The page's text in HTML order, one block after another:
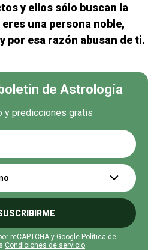
y ellos sólo buscan la
una persona noble,
por esa razón abusan de ti.
de Astrología
y predicciones gratis
reCAPTCHA y Google Política de
Condiciones de servicio.